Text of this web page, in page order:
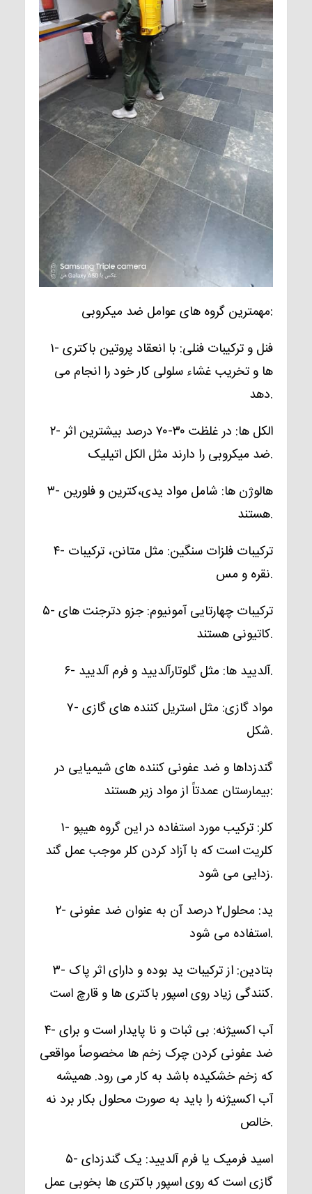
مهمترین گروه های عوامل ضد میکروبی:
۱- فنل و ترکیبات فنلی: با انعقاد پروتین باکتری
ها و تخریب غشاء سلولی کار خود را انجام می
دهد.
۲- الکل ها:
در غلظت ۳۰-۷۰ درصد بیشترین اثر
ضد میکروبی را دارند مثل الکل اتیلیک.
۳- هالوژن ها: شامل مواد یدی،کترین و فلورین
هستند.
۴- ترکیبات فلزات سنگین: مثل متانن، ترکیبات
نقره و مس.
۵- ترکیبات چهارتایی آمونیوم:جزو دترجنت های
کاتیونی هستند.
۶- آلدیید ها:مثل گلوتارآلدیید و فرم آلدیید.
۷- مواد گازی: مثل استریل کننده های گازی
شکل.
گندزداها و ضد عفونی کننده های شیمیایی در
بیمارستان عمدتاً از مواد زیر هستند:
۱- کلر: ترکیب مورد استفاده در این گروه هیپو
کلریت است که با آزاد کردن کلر موجب عمل گند
زدایی می شود.
۲- ید:
محلول۲ درصد آن به عنوان ضد عفونی
استفاده می شود.
۳- بتادین: از ترکیبات ید بوده و دارای اثر پاک
کنندگی زیاد روی اسپور باکتری ها و قارچ است.
۴- آب اکسیژنه: بی ثبات و نا پایدار است و برای
ضد عفونی کردن چرک زخم ها مخصوصاً مواقعی
که زخم خشکیده باشد به کار می رود. همیشه
آب اکسیژنه را باید به صورت محلول بکار برد نه
خالص.
۵- اسید فرمیک یا فرم آلدیید: یک گندزدای
گازی است که روی اسپور باکتری ها بخوبی عمل